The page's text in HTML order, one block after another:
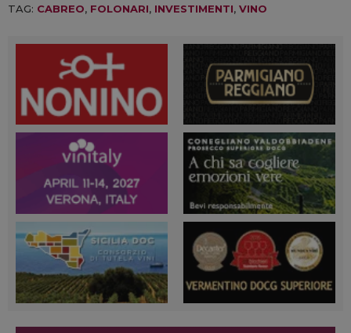
TAG: CABREO, FOLONARI, INVESTIMENTI, VINO